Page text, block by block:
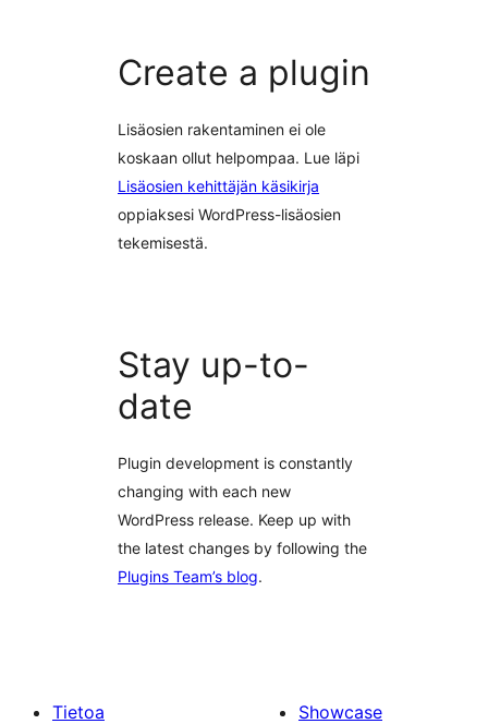
Create a plugin
Lisäosien rakentaminen ei ole
koskaan ollut helpompaa. Lue läpi
Lisäosien kehittäjän käsikirja
oppiaksesi WordPress-lisäosien
tekemisestä.
Stay up-to-
date
Plugin development is constantly
changing with each new
WordPress release. Keep up with
the latest changes by following the
Plugins Team’s blog.
Tietoa Showcase